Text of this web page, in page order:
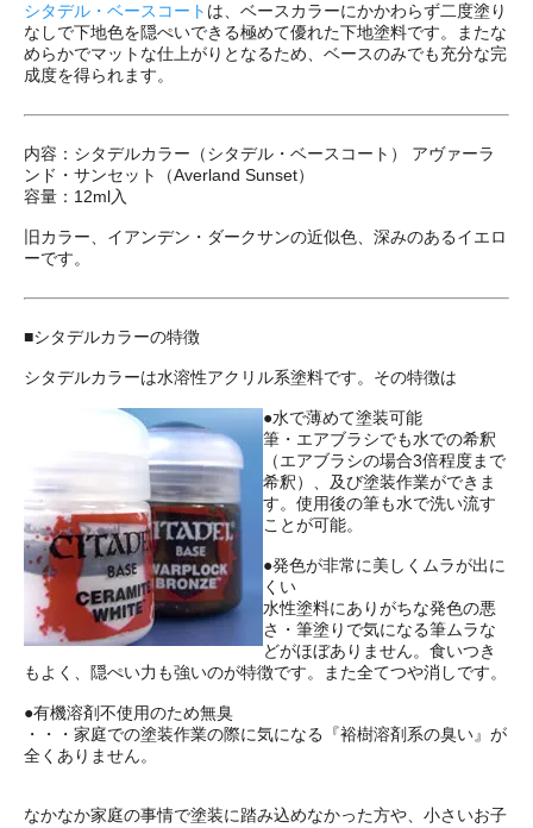
シタデル・ベースコート は、ベースカラーにかかわらず二度塗り
なしで下地色を隠ぺいできる極めて優れた下地塗料です。またな
めらかでマットな仕上がりとなるため、ベースのみでも充分な完
成度を得られます。
内容：シタデルカラー（シタデル・ベースコート） アヴァーラ
ンド・サンセット（Averland Sunset）
容量：12ml入
旧カラー、イアンデン・ダークサンの近似色、深みのあるイエロ
ーです。
■シタデルカラーの特徴
シタデルカラーは水溶性アクリル系塗料です。その特徴は
●水で薄めて塗装可能
筆・エアブラシでも水での希釈
（エアブラシの場合3倍程度まで
希釈）、及び塗装作業ができま
す。使用後の筆も水で洗い流す
ことが可能。
●発色が非常に美しくムラが出に
くい
水性塗料にありがちな発色の悪
さ・筆塗りで気になる筆ムラな
どがほぼありません。食いつき
もよく、隠ぺい力も強いのが特徴です。また全てつや消しです。
●有機溶剤不使用のため無臭
・・・家庭での塗装作業の際に気になる『裕樹溶剤系の臭い』が
全くありません。
なかなか家庭の事情で塗装に踏み込めなかった方や、小さいお子